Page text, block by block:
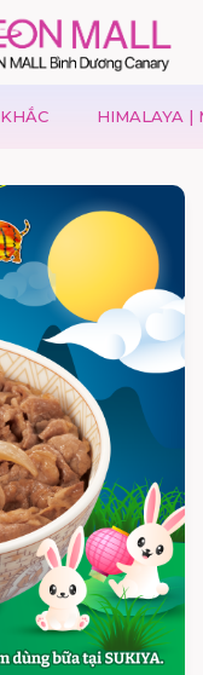
HIMALAYA | MÙA